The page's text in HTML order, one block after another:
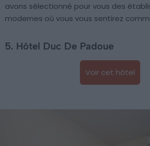
avons sélectionné pour vous des
modernes où vous vous sentirez
5. Hôtel Duc De Padoue
Voir cet hôtel